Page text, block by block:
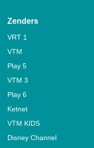
Zenders
VRT 1
VTM
Play 5
VTM 3
Play 6
Ketnet
VTM KIDS
Disney Channel